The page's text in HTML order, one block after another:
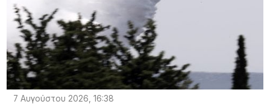
7 Αυγούστου 2026, 16:38